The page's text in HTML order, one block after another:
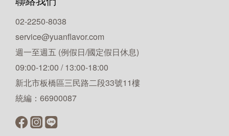
02-2250-8038
service@yuanflavor.com
週一至週五 (例假日/國定假日休息)
09:00-12:00 / 13:00-18:00
新北市板橋區三民路二段33號11樓
統編：66900087